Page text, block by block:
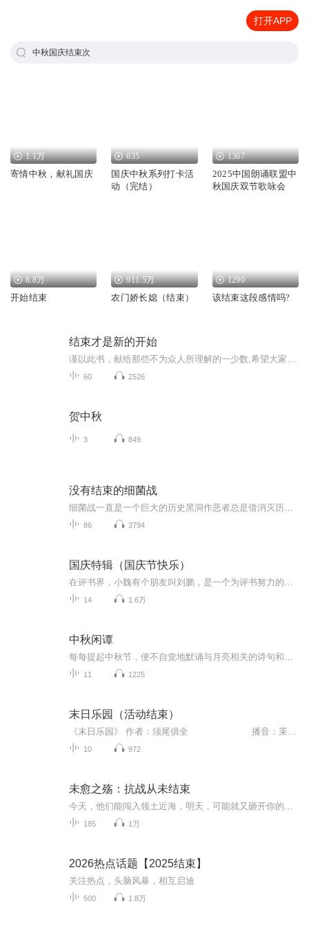
打开APP
中秋国庆结束次
1.1万
寄情中秋，献礼国庆
635
国庆中秋系列打卡活
动（完结）
1367
2025中国朗诵联盟中
秋国庆双节歌咏会
8.8万
开始结束
911.5万
农门娇长媳（结束）
1290
该结束这段感情吗?
结束才是新的开始
60 2526
贺中秋
3 849
没有结束的细菌战
86 3794
国庆特辑（国庆节快乐）
14 1.6万
中秋闲谭
11 1225
末日乐园（活动结束）
10 972
未愈之殇：抗战从未结束
185 1万
2026热点话题【2025结束】
关注热点，头脑风暴，相互启迪
500 1.8万